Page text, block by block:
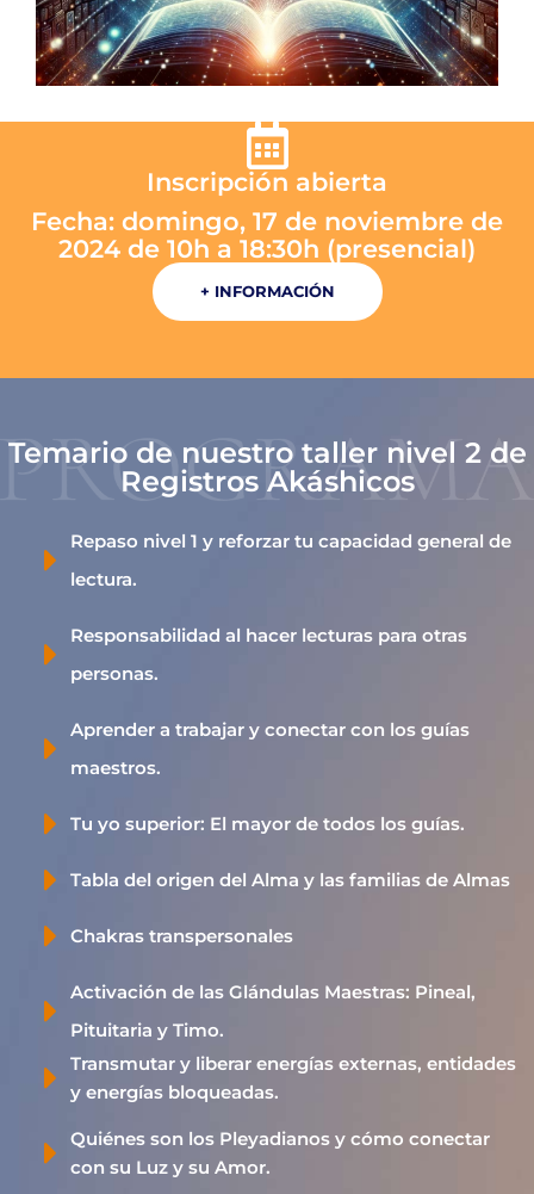
Inscripción abierta
Fecha: domingo, 17 de noviembre de
2024 de 10h a 18:30h (presencial)
+ INFORMACIÓN
Temario de nuestro taller nivel 2 de
Registros Akáshicos
Repaso nivel 1 y reforzar tu capacidad general de
lectura.
Responsabilidad al hacer lecturas para otras
personas.
Aprender a trabajar y conectar con los guías
maestros.
Tu yo superior: El mayor de todos los guías.
Tabla del origen del Alma y las familias de Almas
Chakras transpersonales
Activación de las Glándulas Maestras: Pineal,
Pituitaria y Timo.
Transmutar y liberar energías externas, entidades
y energías bloqueadas.
Quiénes son los Pleyadianos y cómo conectar
con su Luz y su Amor.